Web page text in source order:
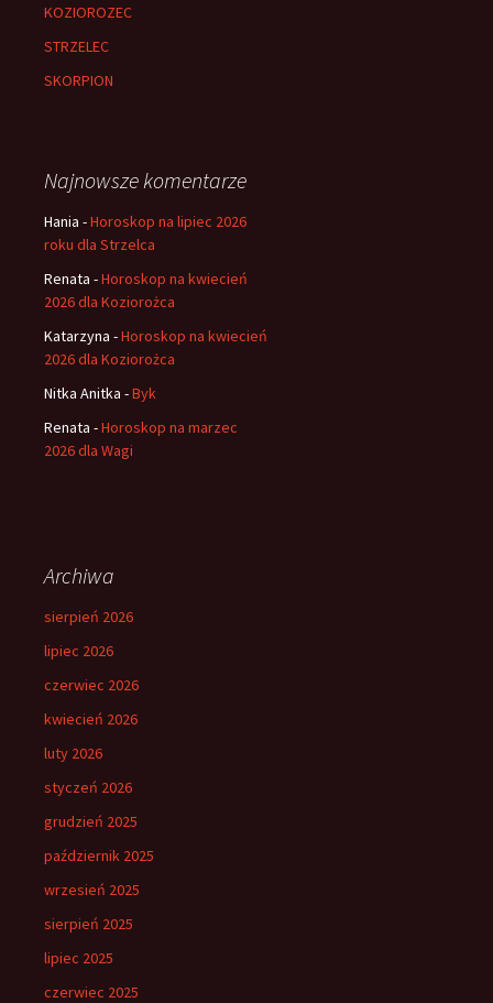
KOZIOROZEC
STRZELEC
SKORPION
Najnowsze komentarze
Hania -Horoskop na lipiec 2026
roku dla Strzelca
Renata -Horoskop na kwiecień
2026 dla Koziorożca
Katarzyna -Horoskop na kwiecień
2026 dla Koziorożca
Nitka Anitka -Byk
Renata -Horoskop na marzec
2026 dla Wagi
Archiwa
sierpień 2026
lipiec 2026
czerwiec 2026
kwiecień 2026
luty 2026
styczeń 2026
grudzień 2025
październik 2025
wrzesień 2025
sierpień 2025
lipiec 2025
czerwiec 2025